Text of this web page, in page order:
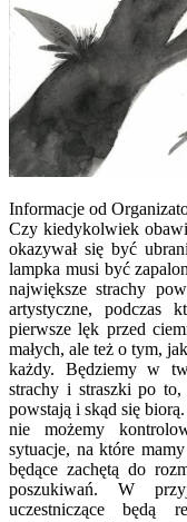
Informacje od
Czy kiedykolwiek
okazywał się być
lampka musi być
największe strachy
artystyczne, podczas
pierwsze lęk przed
małych, ale też o tym,
każdy. Będziemy w
strachy i straszki po
powstają i skąd się
nie możemy
sytuacje, na które
będące zachętą do
poszukiwań. W
uczestniczące będą